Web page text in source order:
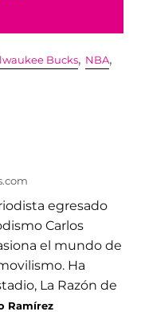
Bucks, NBA,
egresado
Carlos
el mundo de
Ha
La Razón de
Ramírez